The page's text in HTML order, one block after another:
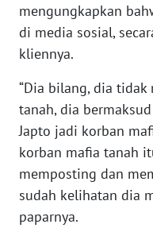
mengungkapkan
di media sosial,
kliennya.
“Dia bilang, dia tidak
tanah, dia
Japto jadi korban
korban mafia tanah
memposting dan
sudah kelihatan dia
paparnya.
WN
WN
KEPRI
WN
PAPUA
WN
PAPUA